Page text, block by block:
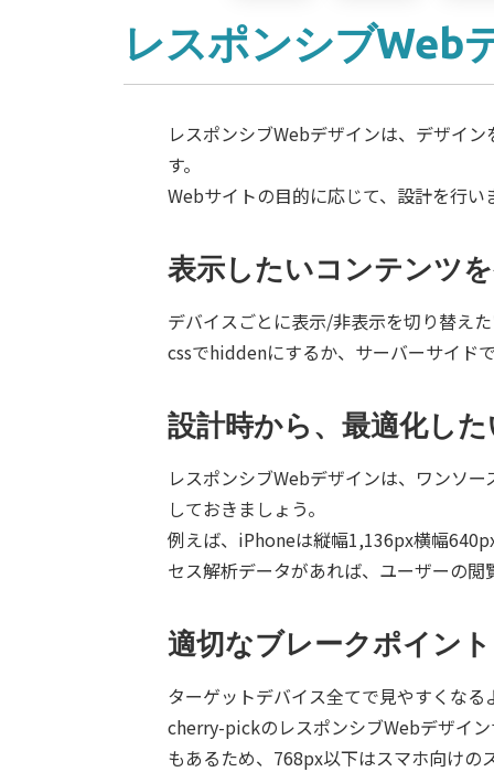
レスポンシブWeb
レスポンシブWebデザインは、デザイ
す。
Webサイトの目的に応じて、設計を行い
表示したいコンテンツ
デバイスごとに表示/非表示を切り替え
cssでhiddenにするか、サーバーサイド
設計時から、最適化し
レスポンシブWebデザインは、ワンソ
しておきましょう。
例えば、iPhoneは縦幅1,136px横幅
セス解析データがあれば、ユーザーの
適切なブレークポイン
ターゲットデバイス全てで見やすくな
cherry-pickのレスポンシブWebデザイ
もあるため、768px以下はスマホ向けの